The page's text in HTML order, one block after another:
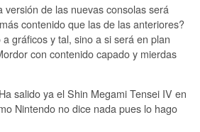
versión de las nuevas consolas será
contenido que las de las anteriores?
gráficos y tal, sino a si será en plan
con contenido capado y mierdas
salido ya el Shin Megami Tensei IV en
Nintendo no dice nada pues lo hago